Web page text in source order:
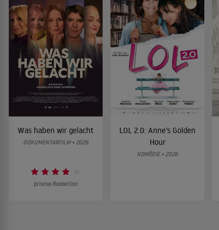
Was haben wir gelacht
DOKUMENTARFILM • 2026
prisma-Redaktion
LOL 2.0: Anne’s Golden
Hour
KOMÖDIE • 2026